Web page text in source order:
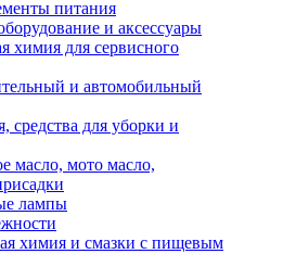
питания
и аксессуары
химия для сервисного
и автомобильный
средства для уборки и
масло, мото масло,
лампы
химия и смазки с пищевым